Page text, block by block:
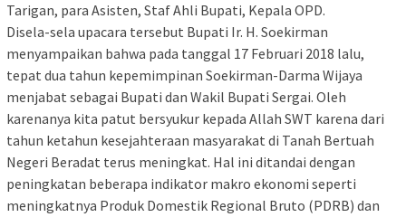
Tarigan, para Asisten, Staf Ahli Bupati, Kepala OPD.
Disela-sela upacara tersebut Bupati Ir. H. Soekirman
menyampaikan bahwa pada tanggal 17 Februari 2018 lalu,
tepat dua tahun kepemimpinan Soekirman-Darma Wijaya
menjabat sebagai Bupati dan Wakil Bupati Sergai. Oleh
karenanya kita patut bersyukur kepada Allah SWT karena dari
tahun ketahun kesejahteraan masyarakat di Tanah Bertuah
Negeri Beradat terus meningkat. Hal ini ditandai dengan
peningkatan beberapa indikator makro ekonomi seperti
meningkatnya Produk Domestik Regional Bruto (PDRB) dan